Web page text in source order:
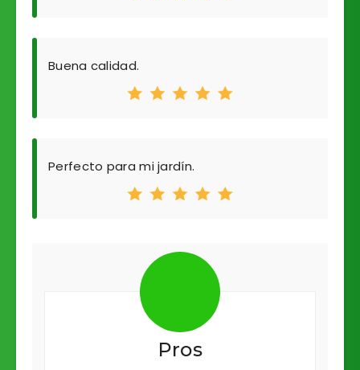
Buena calidad.
Perfecto para mi jardín.
Pros